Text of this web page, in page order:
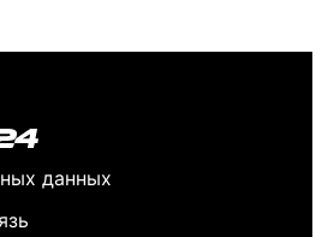
данных